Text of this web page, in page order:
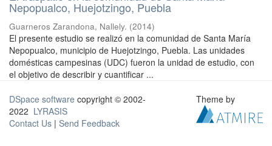
Nepopualco, Huejotzingo, Puebla
Guarneros Zarandona, Nallely. (2014)
El presente estudio se realizó en la comunidad de Santa María
Nepopualco, municipio de Huejotzingo, Puebla. Las unidades
domésticas campesinas (UDC) fueron la unidad de estudio, con
el objetivo de describir y cuantificar ...
DSpace software copyright © 2002-
2022 LYRASIS
Contact Us | Send Feedback
Theme by